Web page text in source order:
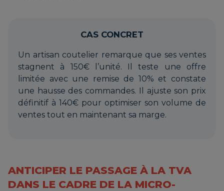
CAS CONCRET
Un artisan coutelier remarque que ses ventes
stagnent à 150€ l’unité. Il teste une offre
limitée avec une remise de 10% et constate
une hausse des commandes. Il ajuste son prix
définitif à 140€ pour optimiser son volume de
ventes tout en maintenant sa marge.
ANTICIPER LE PASSAGE À LA TVA
DANS LE CADRE DE LA MICRO-